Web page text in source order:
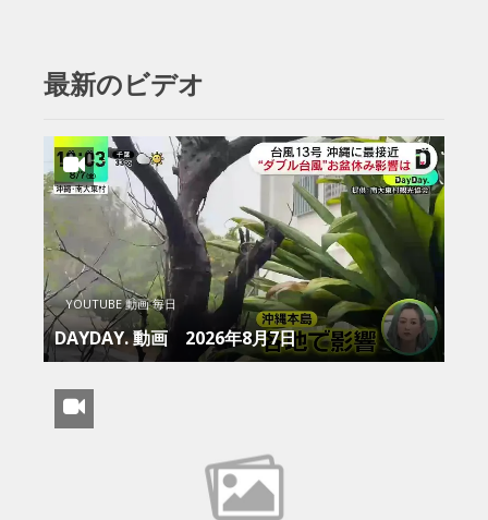
最新のビデオ
YOUTUBE 動画 毎日
DAYDAY. 動画 2026年8月7日